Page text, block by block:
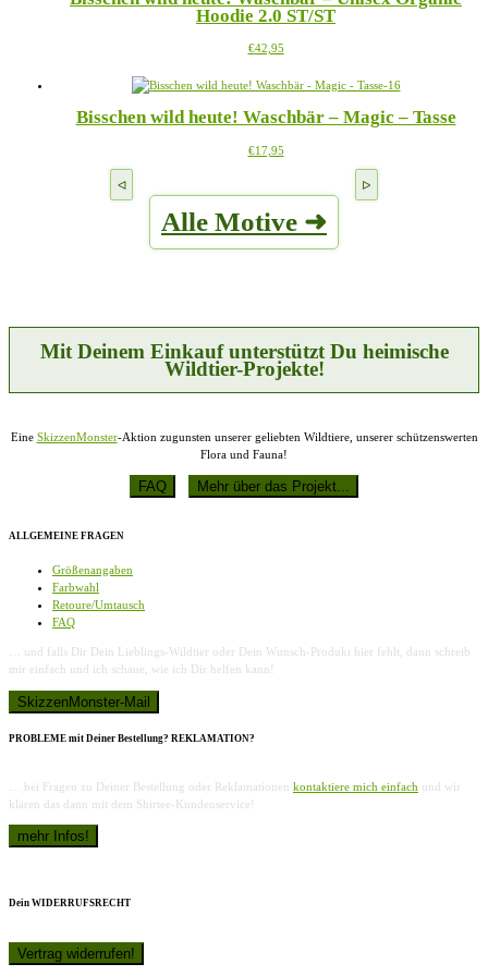
Produktseite
werden
auf.
Optionen
auf
Produktseite
werden
Hoodie 2.0 ST/ST
€42,95Dieses
weist
Varianten
Die
der
Produktseite
Bisschen wild heute! Waschbär – Magic – Tasse
€17,95Dieses
Varianten
auf.
Produktseite
gewählt
werden
Alle Motive ➜
Mit Deinem Einkauf unterstützt Du heimische
Wildtier-Projekte!
Eine SkizzenMonster-Aktion zugunsten unserer geliebten Wildtiere, unserer schützenswerten
Flora und Fauna!
ALLGEMEINE FRAGEN
Größenangaben
Farbwahl
Retoure/Umtausch
FAQ
… und falls Dir Dein Lieblings-Wildtier oder Dein Wunsch-Produkt hier fehlt, dann schreib
mir einfach und ich schaue, wie ich Dir helfen kann!
PROBLEME mit Deiner Bestellung? REKLAMATION?
… bei Fragen zu Deiner Bestellung oder Reklamationen kontaktiere mich einfach und wir
klären das dann mit dem Shirtee-Kundenservice!
Dein WIDERRUFSRECHT